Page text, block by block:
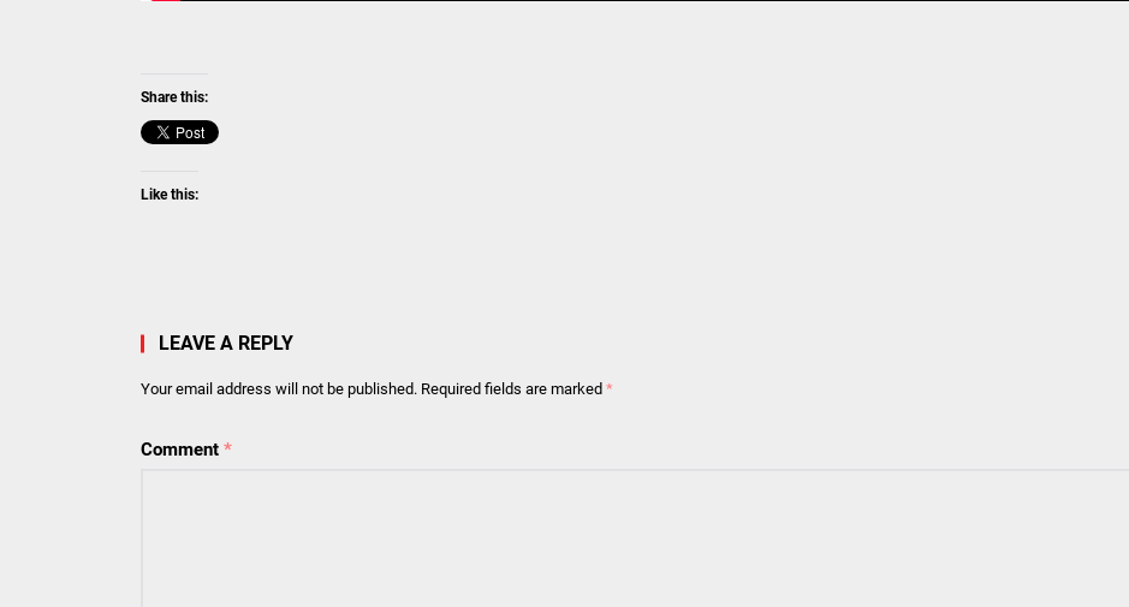
Share this:
Like this:
LEAVE A REPLY
Your email address will not be published. Required fields are marked *
Comment *